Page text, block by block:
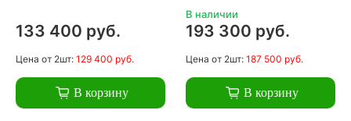
133 400 руб.
Цена от 2шт: 129 400 руб.
В корзину
В наличии
193 300 руб.
Цена от 2шт: 187 500 руб.
В корзину